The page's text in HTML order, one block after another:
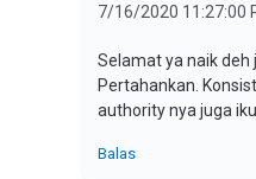
7/16/2020 11:27:00
Selamat ya naik deh
Pertahankan.
authority nya juga ikut
Balas